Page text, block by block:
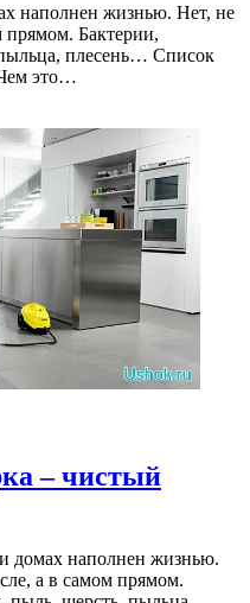
наполнен жизнью. Нет, не
Бактерии,
плесень… Список
это…
– чистый
домах наполнен жизнью.
а в самом прямом.